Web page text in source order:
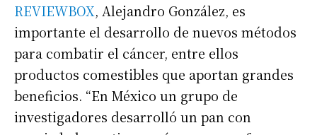
REVIEWBOX, Alejandro González, es
importante el desarrollo de nuevos métodos
para combatir el cáncer, entre ellos
productos comestibles que aportan grandes
beneficios. “En México un grupo de
investigadores desarrolló un pan con